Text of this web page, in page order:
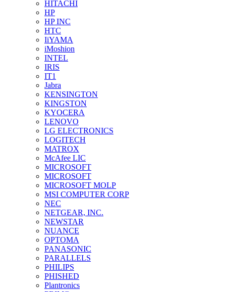
HITACHI
HP
HP INC
HTC
IiYAMA
iMoshion
INTEL
IRIS
IT1
Jabra
KENSINGTON
KINGSTON
KYOCERA
LENOVO
LG ELECTRONICS
LOGITECH
MATROX
McAfee LIC
MICROSOFT
MICROSOFT
MICROSOFT MOLP
MSI COMPUTER CORP
NEC
NETGEAR, INC.
NEWSTAR
NUANCE
OPTOMA
PANASONIC
PARALLELS
PHILIPS
PHISHED
Plantronics